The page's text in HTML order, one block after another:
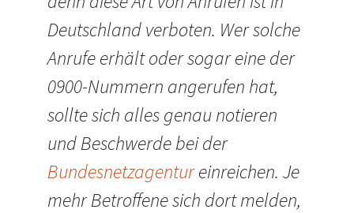
Deutschland verboten. Wer solche
Anrufe erhält oder sogar eine der
0900-Nummern angerufen hat,
sollte sich alles genau notieren
und Beschwerde bei der
Bundesnetzagentureinreichen. Je
mehr Betroffene sich dort melden,